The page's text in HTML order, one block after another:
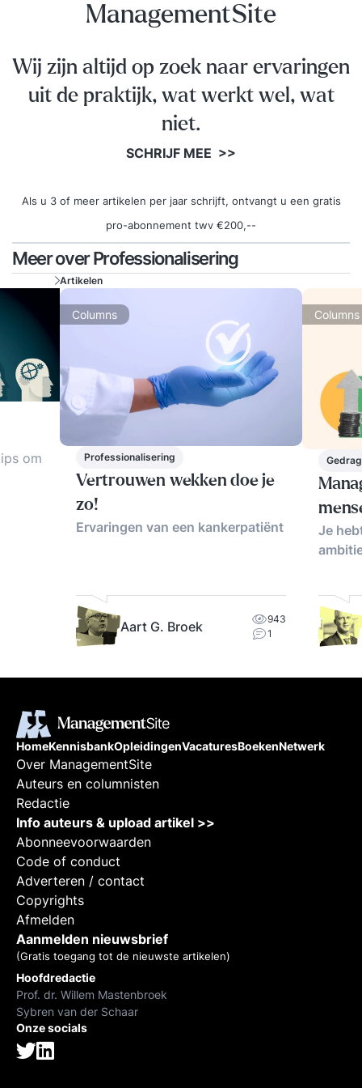
stof hebt doorlopen en klaar bent voor het
staat die je in een aparte mail hebt ontvangen
van het exameninstituut (Peoplecert, Exin of
APMG).Met deze examenvoucher kun je inloggen
bij het exameninstituut en het examen online (op
je laptop met webcam) maken op een door jouw
opleidingen@pinkacademy.nl.
ManagementSite
Wij zijn altijd op zoek naar ervaringen
uit de praktijk, wat werkt wel, wat
niet.
SCHRIJF MEE >>
Als u 3 of meer artikelen per jaar schrijft, ontvangt u een gratis
pro-abonnement twv €200,--
Meer over Professionalisering
om
Artikelen
Columns
Professionalisering
Vertrouwen wekken doe je
zo!
Ervaringen van een kankerpatiënt
Aart G. Broek
943
1
Columns
Je
HomeKennisbankOpleidingenVacaturesBoekenNetwerk
Over ManagementSite
Auteurs en columnisten
Redactie
Info auteurs & upload artikel >>
Abonneevoorwaarden
Code of conduct
Adverteren / contact
Copyrights
Afmelden
Aanmelden nieuwsbrief
(Gratis toegang tot de nieuwste artikelen)
Hoofdredactie
Prof. dr. Willem Mastenbroek
Sybren van der Schaar
Onze socials